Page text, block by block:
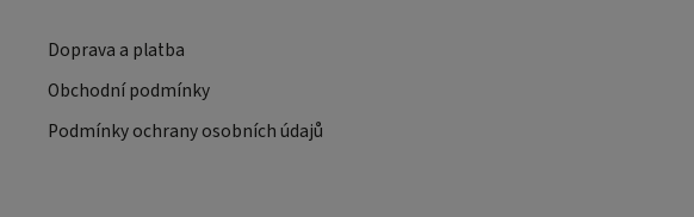
Doprava a platba
Obchodní podmínky
Podmínky ochrany osobních údajů